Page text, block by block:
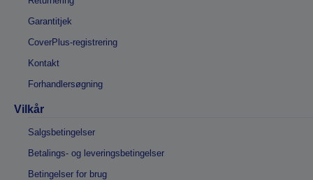
Garantitjek
CoverPlus-registrering
Kontakt
Forhandlersøgning
Vilkår
Salgsbetingelser
Betalings- og leveringsbetingelser
Betingelser for brug